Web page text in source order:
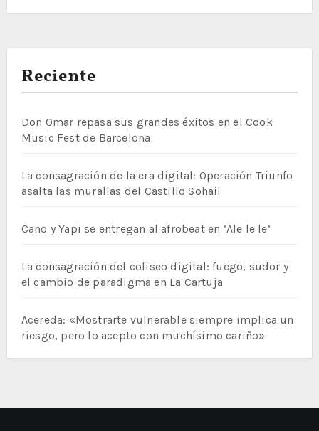
Reciente
Don Omar repasa sus grandes éxitos en el Cook
Music Fest de Barcelona
La consagración de la era digital: Operación Triunfo
asalta las murallas del Castillo Sohail
Cano y Yapi se entregan al afrobeat en ‘Ale le le’
La consagración del coliseo digital: fuego, sudor y
el cambio de paradigma en La Cartuja
Acereda: «Mostrarte vulnerable siempre implica un
riesgo, pero lo acepto con muchísimo cariño»